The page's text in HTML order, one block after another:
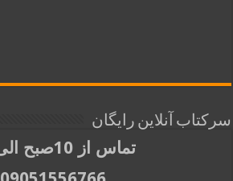
سرکتاب آنلاین رایگان
تماس از 10صبح الی 21